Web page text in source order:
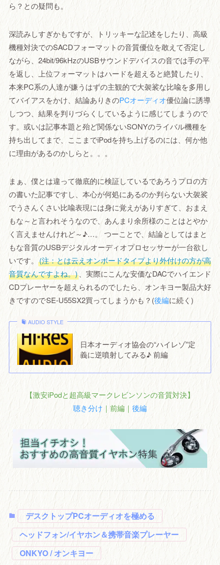
ら？との疑問も。
深読みしすぎかもですが、トリッキーな記述をしたり、高級
機種対決でのSACDフォーマットの音質優位を敢えて否定し
ながら、24bit/96kHzのUSBサウンドデバイスの音では手の平
を返し、上位フォーマットはハードを超えると絶賛したり、
本来PC系の人達が嫌うはずの主観的で大袈裟な比喩を多用し
てバイアスをかけ、結論ありきのPCオーディオ優位論に誘導
しつつ、結果を判りづらくしているように感じてしまうので
す。或いは記事本題と殆ど関係ないSONYのライバル機種を
持ち出してまで、ここまでiPodを持ち上げるのには、何か他
に理由があるのかしらと。。。
まぁ、僕とは違って徹底的に検証しているであろうプロの方
の書いた記事ですし、本心が何処にあるのか判らない大袈裟
でうさんくさい比喩表現には身に覚えがありすぎて、おまえ
もな～と言われそうなので、あんまり余所様のことはとやか
く言えませんけれど～♪…。 つーことで、結論としてはまと
もな音質のUSBデジタルオーディオプロセッサーが一台欲し
いです。 (注：とは云えオンボードタイプより外付けの方が高
音質なんですよね。)、実際にこんな安価なDACでハイエンド
CDプレーヤーを超えられるのでしたら、オンキヨー製品大好
きですのでSE-U55SX2買ってしまうかも？(後編に続く)
AUDIO STYLE
日本オーディオ協会の“ハイレゾ”定
義に逆噴射してみる♪ 前編
【激安iPodと超高級マークレビンソンの音質対決】
聴き分け ｜前編｜ 後編
デスクトップPCオーディオを極める
ヘッドフォン/イヤホン＆携帯音楽プレーヤー
ONKYO / オンキヨー